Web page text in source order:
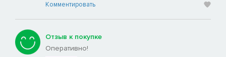
Комментировать
Отзыв к покупке
Оперативно!